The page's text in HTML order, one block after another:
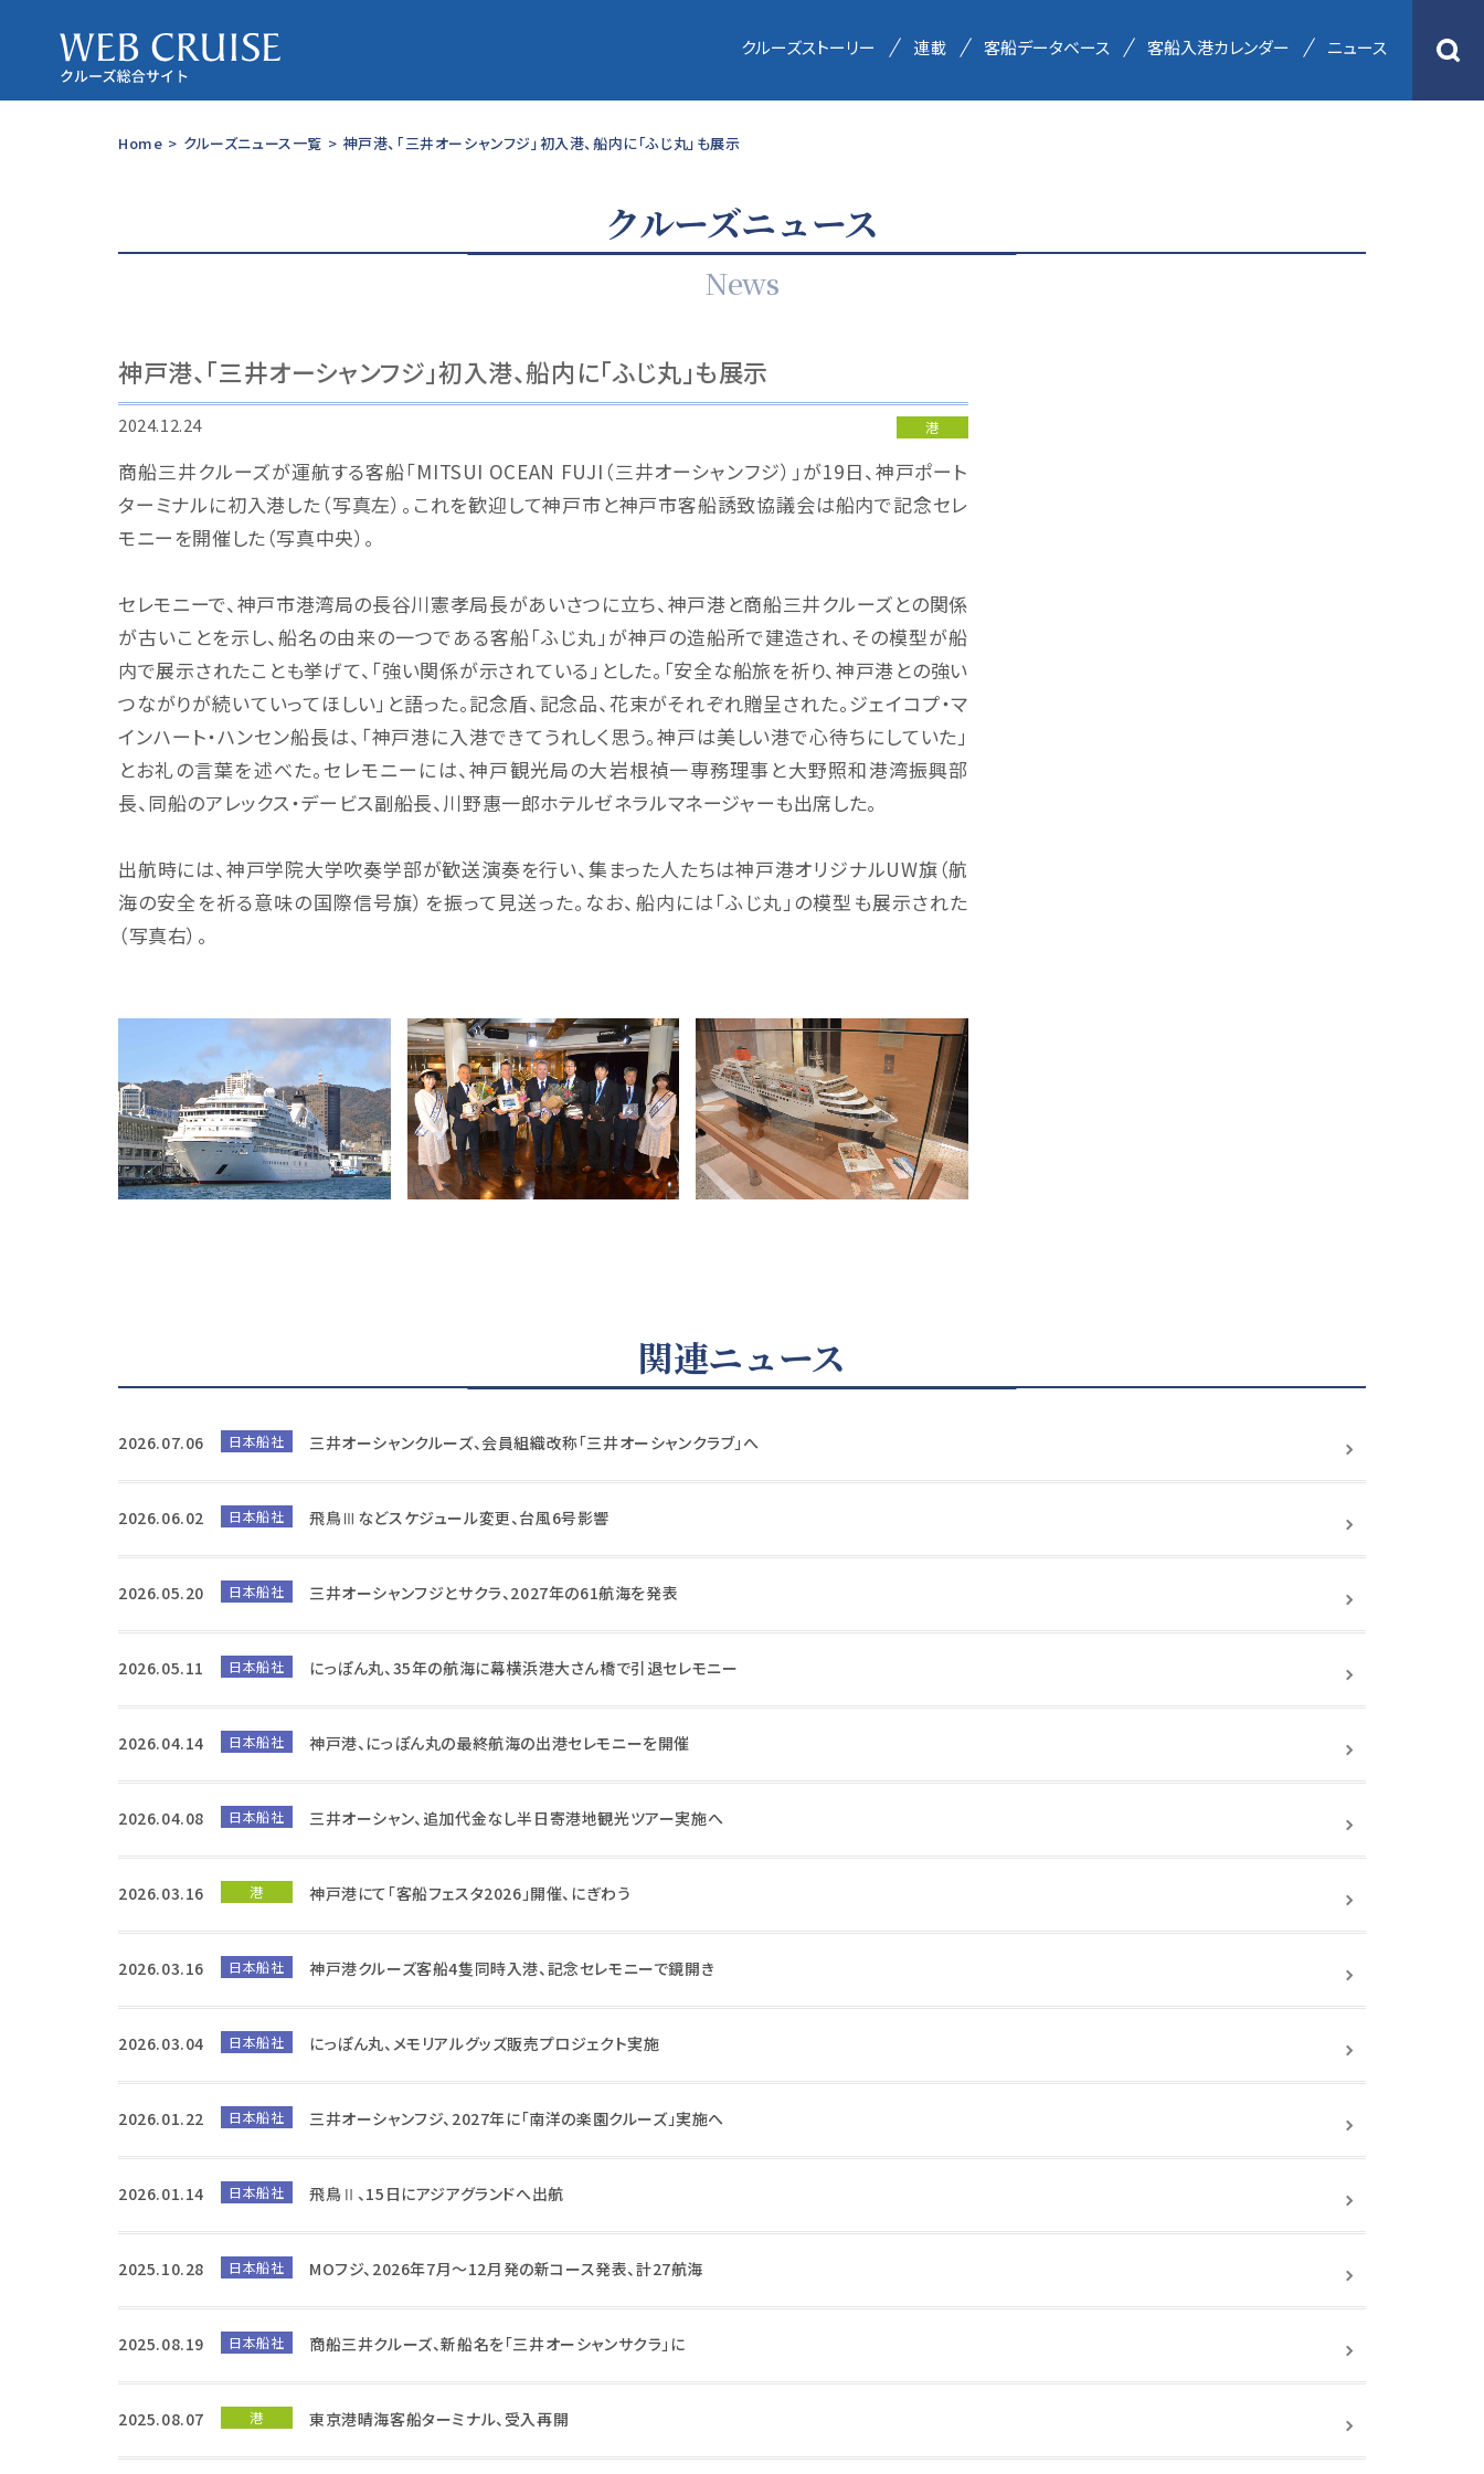
クルーズストーリー 連載 客船データベース 客船入港カレンダー ニュース
Home > クルーズニュース一覧 > 神戸港、「三井オーシャンフジ」初入港、船内に「ふじ丸」も展示
クルーズニュース
News
神戸港、「三井オーシャンフジ」初入港、船内に「ふじ丸」も展示
2024.12.24 港
商船三井クルーズが運航する客船「MITSUI OCEAN FUJI（三井オーシャンフジ）」が19日、神戸ポート
ターミナルに初入港した（写真左）。これを歓迎して神戸市と神戸市客船誘致協議会は船内で記念セレ
モニーを開催した（写真中央）。
セレモニーで、神戸市港湾局の長谷川憲孝局長があいさつに立ち、神戸港と商船三井クルーズとの関係
が古いことを示し、船名の由来の一つである客船「ふじ丸」が神戸の造船所で建造され、その模型が船
内で展示されたことも挙げて、「強い関係が示されている」とした。「安全な船旅を祈り、神戸港との強い
つながりが続いていってほしい」と語った。記念盾、記念品、花束がそれぞれ贈呈された。ジェイコプ・マ
インハート・ハンセン船長は、「神戸港に入港できてうれしく思う。神戸は美しい港で心待ちにしていた」
とお礼の言葉を述べた。セレモニーには、神戸観光局の大岩根禎一専務理事と大野照和港湾振興部
長、同船のアレックス・デービス副船長、川野惠一郎ホテルゼネラルマネージャーも出席した。
出航時には、神戸学院大学吹奏学部が歓送演奏を行い、集まった人たちは神戸港オリジナルUW旗（航
海の安全を祈る意味の国際信号旗）を振って見送った。なお、船内には「ふじ丸」の模型も展示された
（写真右）。
関連ニュース
2026.07.06 日本船社 三井オーシャンクルーズ、会員組織改称「三井オーシャンクラブ」へ
2026.06.02 日本船社 飛鳥Ⅲなどスケジュール変更、台風6号影響
2026.05.20 日本船社 三井オーシャンフジとサクラ、2027年の61航海を発表
2026.05.11 日本船社 にっぽん丸、35年の航海に幕横浜港大さん橋で引退セレモニー
2026.04.14 日本船社 神戸港、にっぽん丸の最終航海の出港セレモニーを開催
2026.04.08 日本船社 三井オーシャン、追加代金なし半日寄港地観光ツアー実施へ
2026.03.16 港 神戸港にて「客船フェスタ2026」開催、にぎわう
2026.03.16 日本船社 神戸港クルーズ客船4隻同時入港、記念セレモニーで鏡開き
2026.03.04 日本船社 にっぽん丸、メモリアルグッズ販売プロジェクト実施
2026.01.22 日本船社 三井オーシャンフジ、2027年に「南洋の楽園クルーズ」実施へ
2026.01.14 日本船社 飛鳥Ⅱ、15日にアジアグランドへ出航
2025.10.28 日本船社 MOフジ、2026年7月～12月発の新コース発表、計27航海
2025.08.19 日本船社 商船三井クルーズ、新船名を「三井オーシャンサクラ」に
2025.08.07 港 東京港晴海客船ターミナル、受入再開